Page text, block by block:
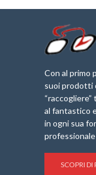
Con al primo
suoi prodotti
al fantastico
in ogni sua
SCOPRI DI